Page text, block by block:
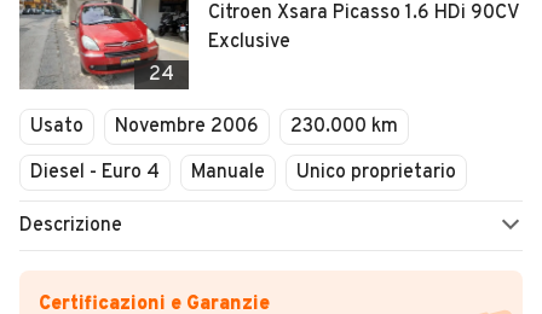
24
Citroen Xsara Picasso 1.6 HDi 90CV
Exclusive
Usato Novembre 2006
230.000 km
Diesel - Euro 4
Manuale Unico proprietario
Descrizione
Certificazioni e Garanzie